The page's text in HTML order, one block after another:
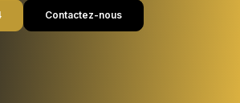
Contactez-nous